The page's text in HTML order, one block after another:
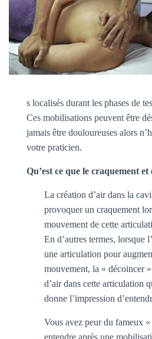
s localisés durant les phases de
Ces mobilisations peuvent être
jamais être douloureuses alors
votre praticien.
Qu’est ce que le craquement
La création d’air dans la
provoquer un craquement
mouvement de cette
En d’autres termes, lorsque
une articulation pour
mouvement, la « décoincer
d’air dans cette articulation
donne l’impression
Vous avez peur du fameux
entendre après une